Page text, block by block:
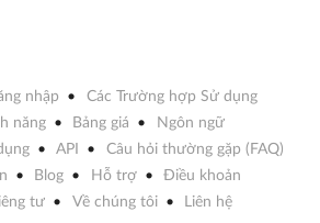
nhập
Các Trường hợp Sử dụng
năng
Bảng giá
Ngôn ngữ
API
Câu hỏi thường gặp (FAQ)
Blog Hỗ trợ
Điều khoản
tư
Về chúng tôi Liên hệ